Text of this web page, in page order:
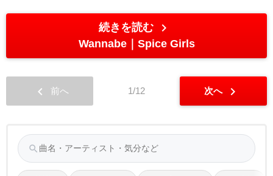
続きを読む chevron_right
Wannabe Spice Girls
chevron_left 前へ 1/12 次へ chevron_right
search